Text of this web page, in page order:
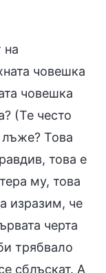
на
човешка
човешка
(Те често
Това
това е
му, това
изразим, че
черта
трябвало
сблъскат. А